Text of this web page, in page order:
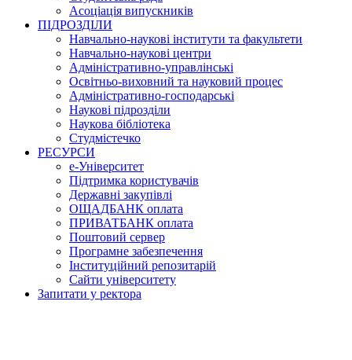
Асоціація випускників
ПІДРОЗДІЛИ
Навчально-наукові інститути та факультети
Навчально-наукові центри
Адміністративно-управлінські
Освітньо-виховний та науковий процес
Адміністративно-господарські
Наукові підрозділи
Наукова бібліотека
Студмістечко
РЕСУРСИ
е-Університет
Підтримка користувачів
Державні закупівлі
ОЩАДБАНК оплата
ПРИВАТБАНК оплата
Поштовий сервер
Програмне забезпечення
Інституційний репозитарій
Сайти університету
Запитати у ректора